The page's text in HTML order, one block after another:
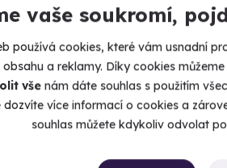
vaše soukromí,
používá cookies, které vám usnadní
obsahu a reklamy. Díky cookies
vše nám dáte souhlas s použitím
více informací o cookies a
souhlas můžete kdykoliv odvolat